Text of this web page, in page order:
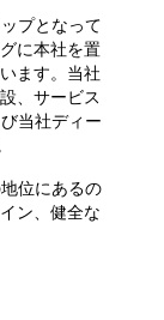
プとなって
に本社を置
ます。当社
、サービス
当社ディー
位にあるの
ン、健全な